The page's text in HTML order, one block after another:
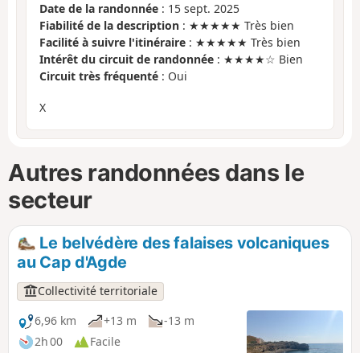
Date de la randonnée : 15 sept. 2025
Fiabilité de la description : ★★★★★ Très bien
Facilité à suivre l'itinéraire : ★★★★★ Très bien
Intérêt du circuit de randonnée : ★★★★☆ Bien
Circuit très fréquenté : Oui
X
Autres randonnées dans le
secteur
Le belvédère des falaises volcaniques
au Cap d'Agde
Collectivité territoriale
6,96 km
+13 m
-13 m
2h 00
Facile